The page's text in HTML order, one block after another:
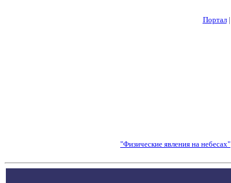
Портал|
"Физические явления на небесах"